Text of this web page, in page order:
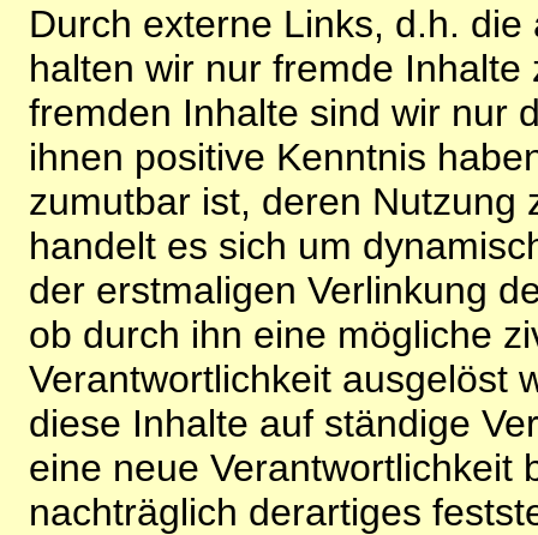
Durch externe Links, d.h.
halten wir nur fremde
fremden Inhalte sind wir nur
ihnen positive Kenntnis
zumutbar ist, deren Nutzung
handelt es sich um
der erstmaligen Verlinkung
ob durch ihn eine mögliche
Verantwortlichkeit ausgelöst
diese Inhalte auf ständige
eine neue Verantwortlichkeit
nachträglich derartiges